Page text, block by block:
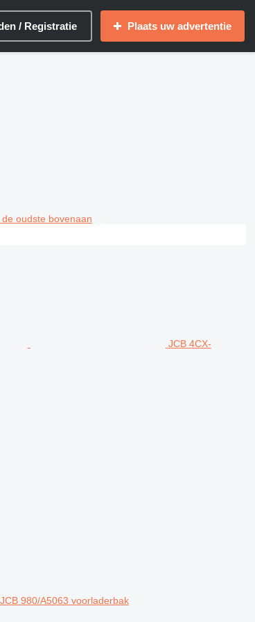
/ Registratie Plaats uw advertentie
oudste bovenaan
JCB 4CX-
980/A5063 voorladerbak